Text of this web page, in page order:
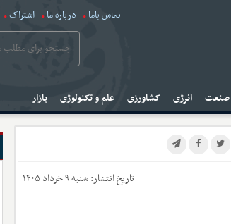
تماس باما درباره ما اشتراک
صنعت انرژی کشاورزی علم و تکنولوژی بازار
تاریخ انتشار:شنبه ۹ خرداد ۱۴۰۵